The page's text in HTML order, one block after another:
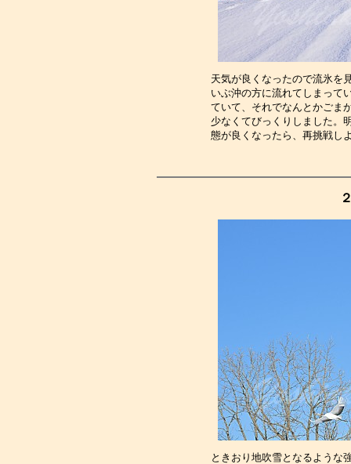
天気が良くなったので流氷を
いぶ沖の方に流れてしまって
ていて、それでなんとかごま
少なくてびっくりしました。
態が良くなったら
ときおり地吹雪となるような